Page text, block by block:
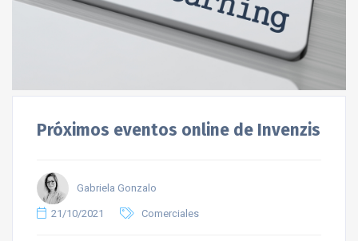
Próximos eventos online de Invenzis
Gabriela Gonzalo
21/10/2021 Comerciales